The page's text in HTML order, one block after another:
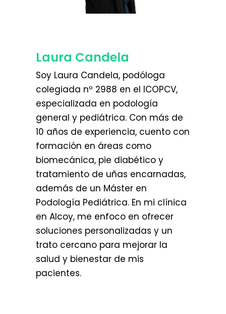
Laura Candela
Soy Laura Candela, podóloga
colegiada nº 2988 en el ICOPCV,
especializada en podología
general y pediátrica. Con más de
10 años de experiencia, cuento con
formación en áreas como
biomecánica, pie diabético y
tratamiento de uñas encarnadas,
además de un Máster en
Podología Pediátrica. En mi clínica
en Alcoy, me enfoco en ofrecer
soluciones personalizadas y un
trato cercano para mejorar la
salud y bienestar de mis
pacientes.